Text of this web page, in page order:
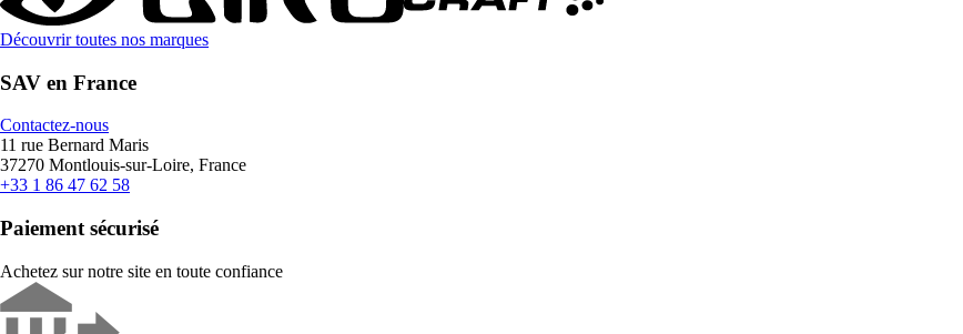
Découvrir toutes nos marques
SAV en France
Contactez-nous
11 rue Bernard Maris
37270 Montlouis-sur-Loire, France
+33 1 86 47 62 58
Paiement sécurisé
Achetez sur notre site en toute confiance